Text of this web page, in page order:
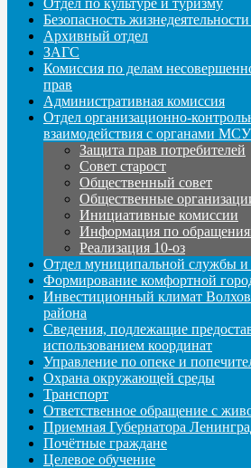
Безопасность
Архивный отдел
ЗАГС
Комиссия по делам
прав
Административная комиссия
Отдел организационно-
взаимодействия с органами МСУ
Защита прав потребителей
Совет старост
Общественный совет
Общественные
Инициативные комиссии
Информация по
Реализация 10-оз
Отдел муниципальной службы и
Формирование комфортной
Инвестиционный климат
района
Сведения, подлежащие
использованием координат
Управление по опеке и
Охрана окружающей среды
Транспорт
Ответственное обращение с
Приемная Губернатора
Почётные граждане
Целевое обучение